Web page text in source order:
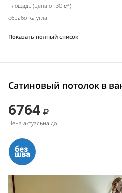
площадь (цена от 30 м2)
обработка угла
Показать полный список
Сатиновый потолок в
6764
Цена актуальна до